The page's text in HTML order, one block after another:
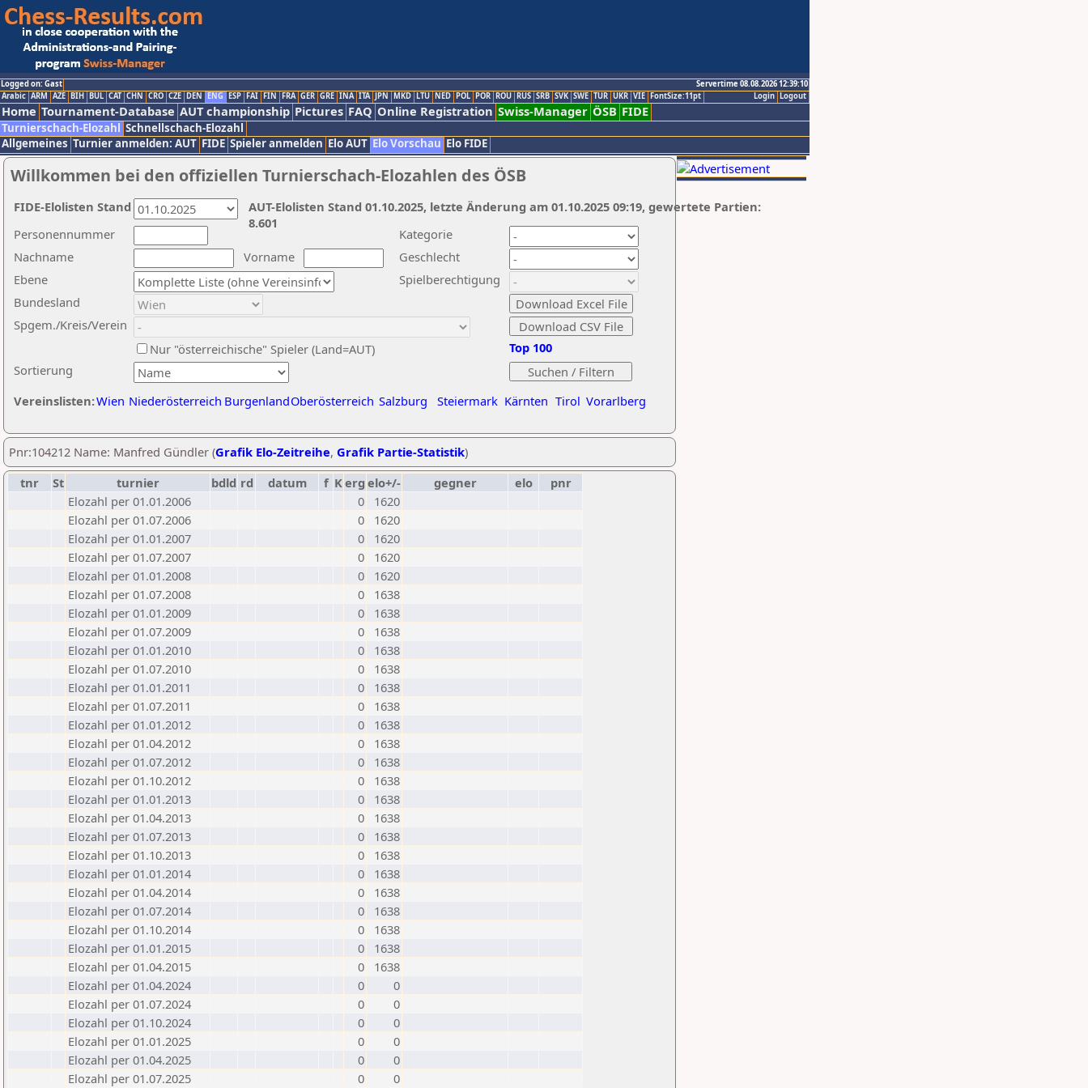
Logged on: Gast
Servertime 08.08.2026 12:39:10
Logout
Login
Arabic ARM AZE BIH BUL CAT CHN CRO CZE DEN ENG ESP FAI FIN FRA GER GRE INA ITA JPN MKD LTU NED POL POR ROU RUS SRB SVK SWE TUR UKR VIE FontSize:11pt
Home Tournament-Database AUT championship Pictures FAQ Online Registration Swiss-Manager ÖSB FIDE
Turnierschach-Elozahl Schnellschach-Elozahl
Allgemeines Turnier anmelden: AUT FIDE Spieler anmelden Elo AUT Elo Vorschau Elo FIDE
Willkommen bei den offiziellen Turnierschach-Elozahlen des ÖSB
Nachname
Vorname
Ebene
Kategorie
Sortierung
Personennummer
Bundesland
Spgem./Kreis/Verein
Geschlecht
Nur "österreichische" Spieler (Land=AUT)
Spielberechtigung
Vereinslisten:Wien Niederösterreich BurgenlandOberösterreich Salzburg Steiermark Kärnten Tirol Vorarlberg
Top 100
AUT-Elolisten Stand 01.10.2025, letzte Änderung am 01.10.2025 09:19, gewertete Partien:
8.601
FIDE-Elolisten Stand
Pnr:104212 Name: Manfred Gündler (Grafik Elo-Zeitreihe, Grafik Partie-Statistik)
tnr
St turnier bdld rd datum f Kerg elo+/- gegner elo
pnr
Elozahl per 01.01.2006
0
1620
Elozahl per 01.07.2006
0
1620
Elozahl per 01.01.2007
0
1620
Elozahl per 01.07.2007
0
1620
Elozahl per 01.01.2008
0
1620
Elozahl per 01.07.2008
0
1638
Elozahl per 01.01.2009
0
1638
Elozahl per 01.07.2009
0
1638
Elozahl per 01.01.2010
0
1638
Elozahl per 01.07.2010
0
1638
Elozahl per 01.01.2011
0
1638
Elozahl per 01.07.2011
0
1638
Elozahl per 01.01.2012
0
1638
Elozahl per 01.04.2012
0
1638
Elozahl per 01.07.2012
0
1638
Elozahl per 01.10.2012
0
1638
Elozahl per 01.01.2013
0
1638
Elozahl per 01.04.2013
0
1638
Elozahl per 01.07.2013
0
1638
Elozahl per 01.10.2013
0
1638
Elozahl per 01.01.2014
0
1638
Elozahl per 01.04.2014
0
1638
Elozahl per 01.07.2014
0
1638
Elozahl per 01.10.2014
0
1638
Elozahl per 01.01.2015
0
1638
Elozahl per 01.04.2015
0
1638
Elozahl per 01.04.2024
0
0
Elozahl per 01.07.2024
0
0
Elozahl per 01.10.2024
0
0
Elozahl per 01.01.2025
0
0
Elozahl per 01.04.2025
0
0
Elozahl per 01.07.2025
0 0